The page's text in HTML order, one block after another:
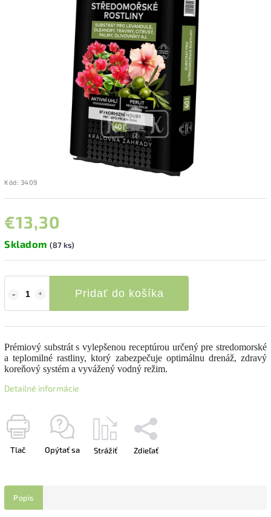
Kód: 3409
€13,30
Skladom (87 ks)
Pridať do košíka
Prémiový substrát s vylepšenou receptúrou určený pre stredomorské
a teplomilné rastliny, ktorý zabezpečuje optimálnu drenáž, zdravý
koreňový systém a vyvážený vodný režim.
Detailné informácie
Tlač Opýtať sa Strážiť Zdieľať
Popis